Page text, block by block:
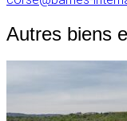
Autres biens